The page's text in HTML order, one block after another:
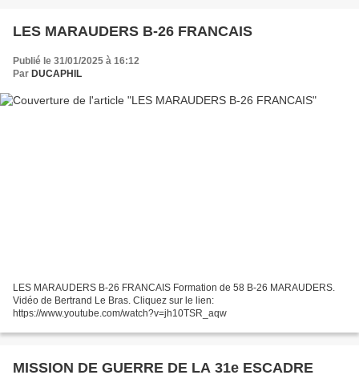
LES MARAUDERS B-26 FRANCAIS
Publié le 31/01/2025 à 16:12
Par DUCAPHIL
LES MARAUDERS B-26 FRANCAIS Formation de 58 B-26 MARAUDERS.
Vidéo de Bertrand Le Bras. Cliquez sur le lien:
https://www.youtube.com/watch?v=jh10TSR_aqw
MISSION DE GUERRE DE LA 31e ESCADRE